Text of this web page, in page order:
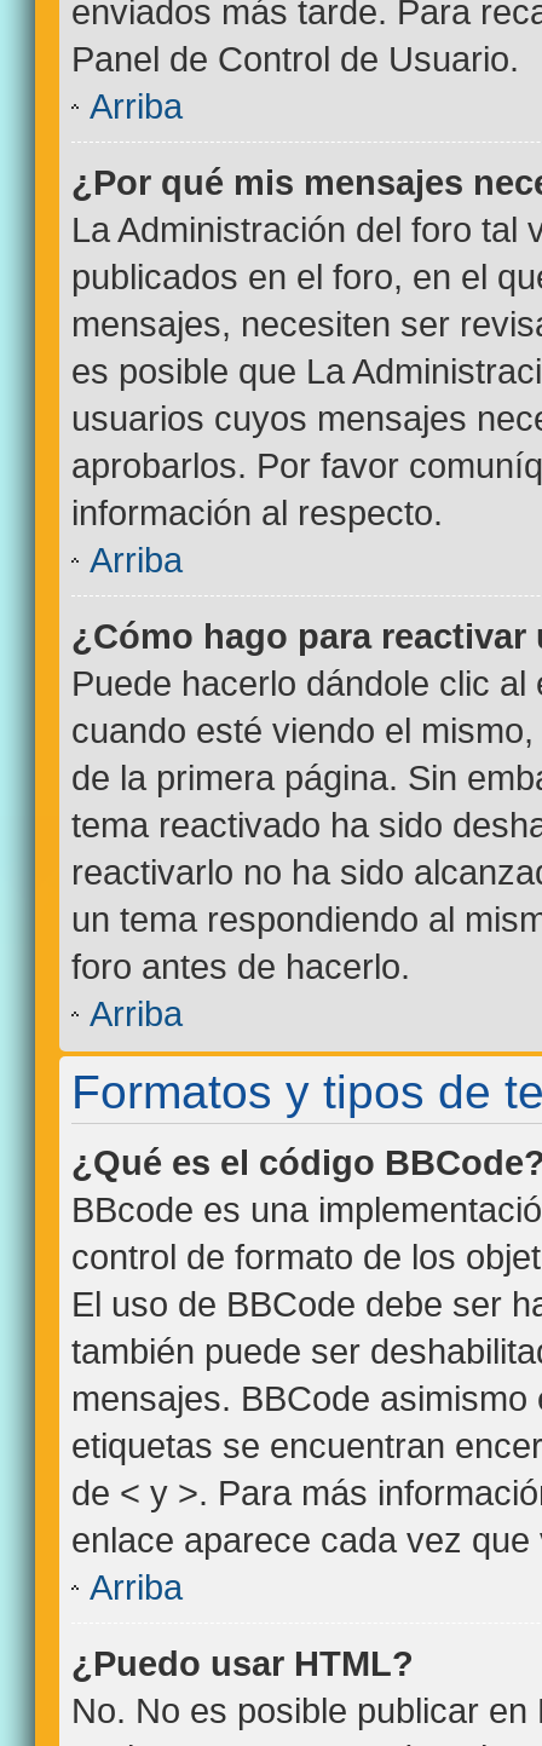
enviados más tarde. Para
Panel de Control de Usuario.
Arriba
¿Por qué mis mensajes
La Administración del foro tal
publicados en el foro, en el
mensajes, necesiten ser
es posible que La
usuarios cuyos mensajes
aprobarlos. Por favor
información al respecto.
Arriba
¿Cómo hago para reactivar
Puede hacerlo dándole clic
cuando esté viendo el
de la primera página. Sin
tema reactivado ha sido
reactivarlo no ha sido
un tema respondiendo al
foro antes de hacerlo.
Arriba
Formatos y tipos de
¿Qué es el código
BBcode es una
control de formato de los
El uso de BBCode debe ser
también puede ser
mensajes. BBCode
etiquetas se encuentran
de < y >. Para más
enlace aparece cada vez
Arriba
¿Puedo usar HTML?
No. No es posible publicar